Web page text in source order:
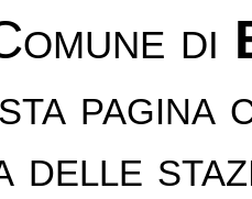
di
delle